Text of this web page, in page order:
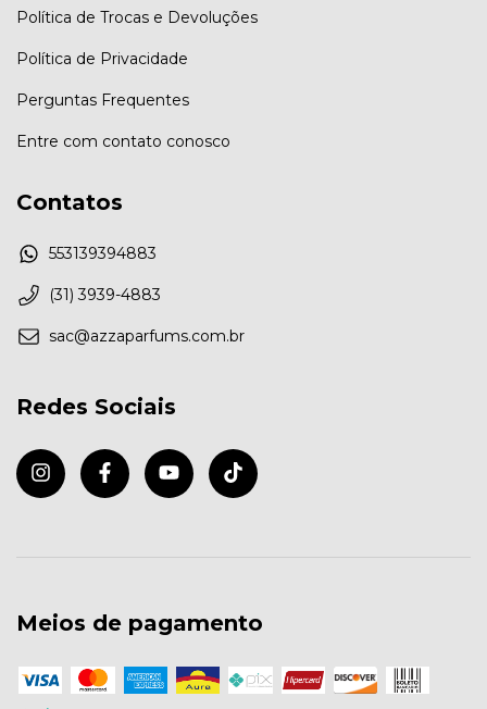
Política de Trocas e Devoluções
Política de Privacidade
Perguntas Frequentes
Entre com contato conosco
Contatos
553139394883
(31) 3939-4883
sac@azzaparfums.com.br
Redes Sociais
Meios de pagamento